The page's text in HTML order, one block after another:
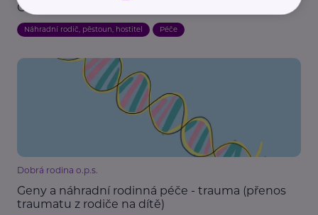
Geny a náhradní rodinná péče - etnicita
Náhradní rodič, pěstoun, hostitel Péče
Dobrá rodina o.p.s.
Geny a náhradní rodinná péče - trauma (přenos
traumatu z rodiče na dítě)